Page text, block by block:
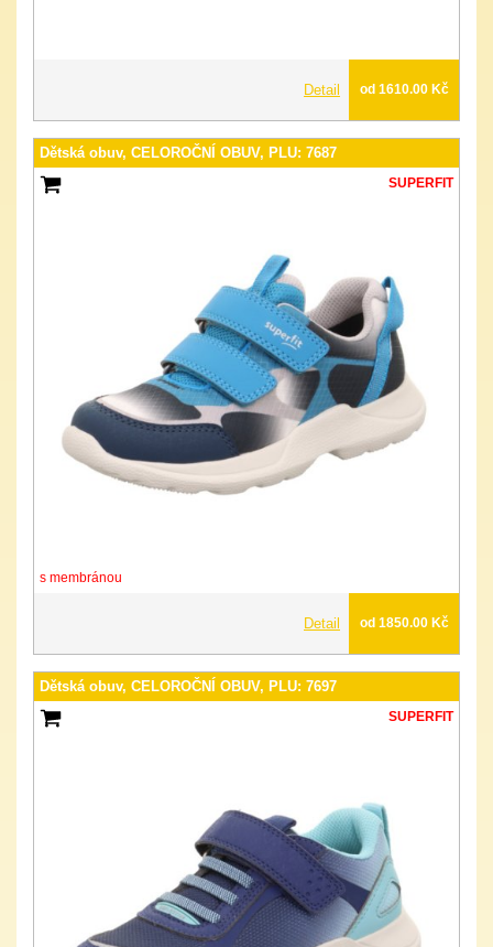
Detail od 1610.00 Kč
Dětská obuv, CELOROČNÍ OBUV, PLU: 7687
SUPERFIT
s membránou
Detail od 1850.00 Kč
Dětská obuv, CELOROČNÍ OBUV, PLU: 7697
SUPERFIT